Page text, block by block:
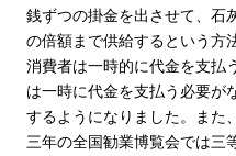
銭ずつの掛金を出させて、石
の倍額まで供給するという方
消費者は一時的に代金を支払
は一時に代金を支払う必要が
するようになりました。また
三年の全国勧業博覧会では三